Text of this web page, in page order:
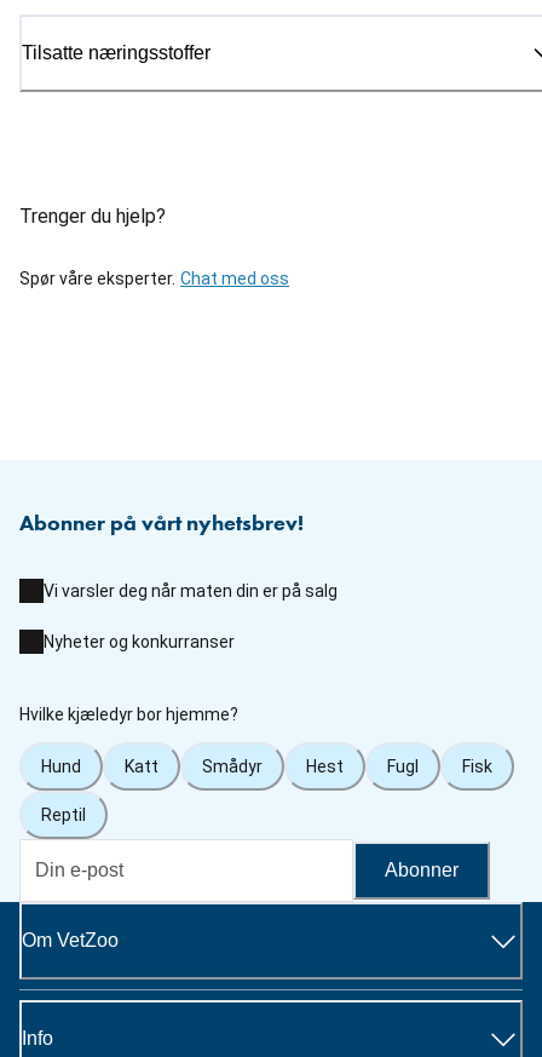
Tilsatte næringsstoffer
Trenger du hjelp?
Spør våre eksperter. Chat med oss
Abonner på vårt nyhetsbrev!
Vi varsler deg når maten din er på salg
Nyheter og konkurranser
Hvilke kjæledyr bor hjemme?
Hund Katt Smådyr Hest Fugl Fisk
Reptil
Abonner
Om VetZoo
Info